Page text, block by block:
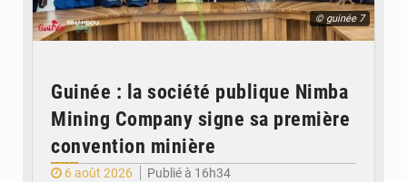
© guinée 7
Guinée : la société publique Nimba
Mining Company signe sa première
convention minière
6 août 2026
Publié à 16h34